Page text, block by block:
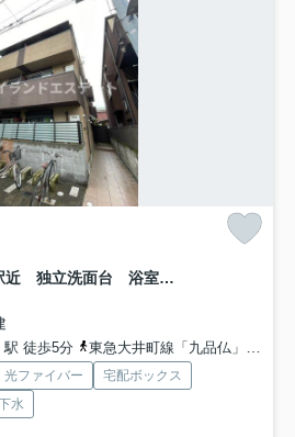
アビエンテ自由が丘 駅近 独立洗面台 浴室乾燥機
駅 徒歩5分
東急大井町線「九品仏」駅 徒歩8分
光ファイバー
宅配ボックス
水